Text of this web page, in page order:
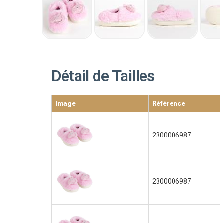
Détail de Tailles
Image Référence
2300006987
2300006987